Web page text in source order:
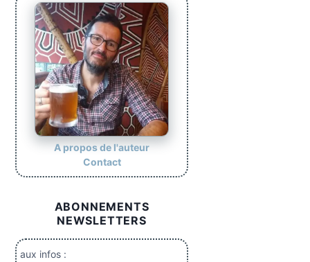
A propos de l'auteur
Contact
ABONNEMENTS
NEWSLETTERS
aux infos :